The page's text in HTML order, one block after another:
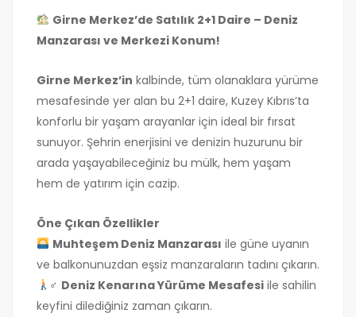
Girne Merkez’de Satılık 2+1 Daire – Deniz
Manzarası ve Merkezi Konum!
Girne Merkez’in kalbinde, tüm olanaklara yürüme
mesafesinde yer alan bu 2+1 daire, Kuzey Kıbrıs’ta
konforlu bir yaşam arayanlar için ideal bir fırsat
sunuyor. Şehrin enerjisini ve denizin huzurunu bir
arada yaşayabileceğiniz bu mülk, hem yaşam
hem de yatırım için cazip.
Öne Çıkan Özellikler
Muhteşem Deniz Manzarası ile güne uyanın
ve balkonunuzdan eşsiz manzaraların tadını çıkarın.
‍♂ Deniz Kenarına Yürüme Mesafesiile sahilin
keyfini dilediğiniz zaman çıkarın.